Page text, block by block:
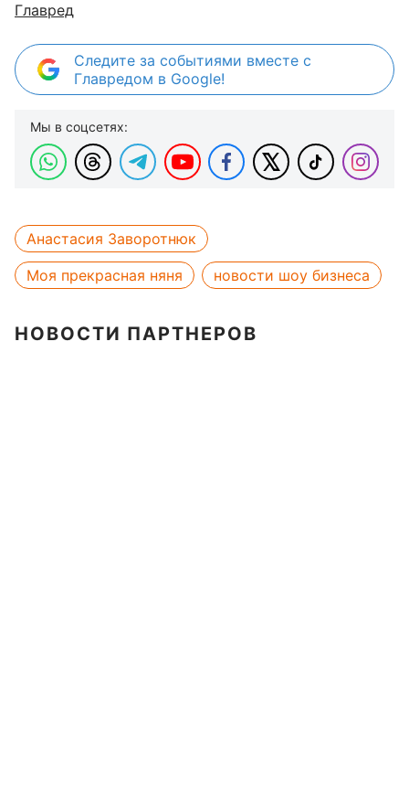
Главред
Следите за событиями вместе с
Главредом в Google!
Мы в соцсетях:
Анастасия Заворотнюк
Моя прекрасная няня
новости шоу бизнеса
НОВОСТИ ПАРТНЕРОВ